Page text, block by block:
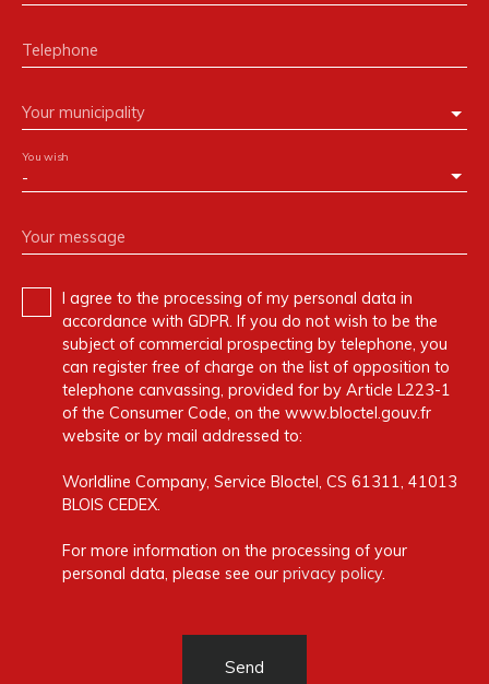
Telephone
Your municipality
-
You wish
Your message
I agree to the processing of my personal data in
accordance with GDPR. If you do not wish to be the
subject of commercial prospecting by telephone, you
can register free of charge on the list of opposition to
telephone canvassing, provided for by Article L223-1
of the Consumer Code, on the www.bloctel.gouv.fr
website or by mail addressed to:
Worldline Company, Service Bloctel, CS 61311, 41013
BLOIS CEDEX.
For more information on the processing of your
personal data, please see our privacy policy.
Send